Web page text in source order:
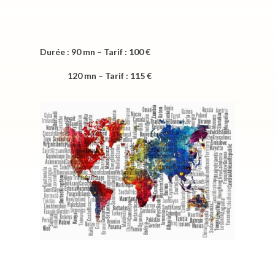
Durée : 90 mn – Tarif : 100 €
120 mn – Tarif : 115 €